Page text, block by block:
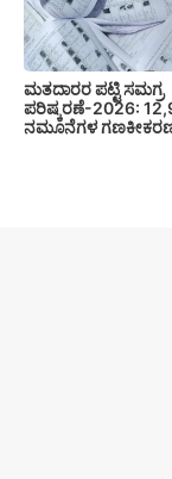
ಮತದಾರರ ಪಟ್ಟಿ ಸಮಗ್ರ
ಪರಿಷ್ಕರಣೆ-2026:
ನಮೂನೆಗಳ